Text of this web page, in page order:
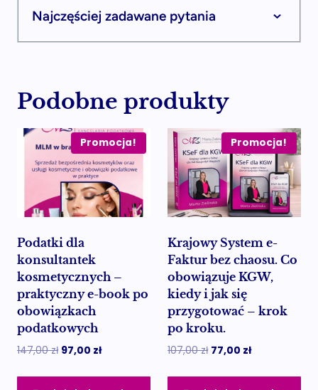
Najczęściej zadawane pytania
Podobne produkty
Promocja!
Podatki dla
konsultantek
kosmetycznych –
praktyczny e-book po
obowiązkach
podatkowych
147,00zł Pierwotna
97,00 złAktualna
Promocja!
Krajowy System e-
Faktur bez chaosu. Co
obowiązuje KGW,
kiedy i jak się
przygotować – krok
po kroku.
107,00zł Pierwotna
77,00 złAktualna